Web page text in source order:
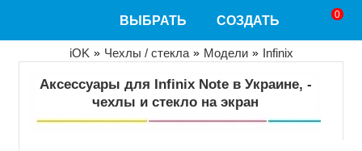
содержанию
ВЫБРАТЬ СОЗДАТЬ 0
iOK Чехлы / стекла Модели Infinix
Аксессуары для Infinix Note в Украине, -
чехлы и стекло на экран